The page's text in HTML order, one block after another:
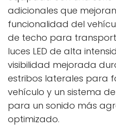
adicionales que
funcionalidad del
de techo para
luces LED de alta
visibilidad mejorada
estribos laterales para
vehículo y un sistema
para un sonido más
optimizado.